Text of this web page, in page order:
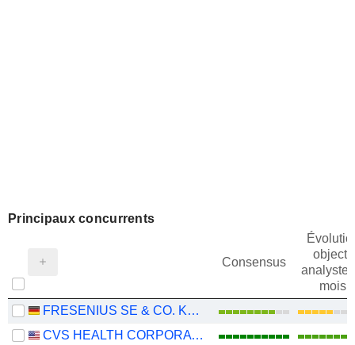
Principaux concurrents
Consensus
objectif
mois
FRESENIUS SE & CO. KGAA
CVS HEALTH CORPORATION